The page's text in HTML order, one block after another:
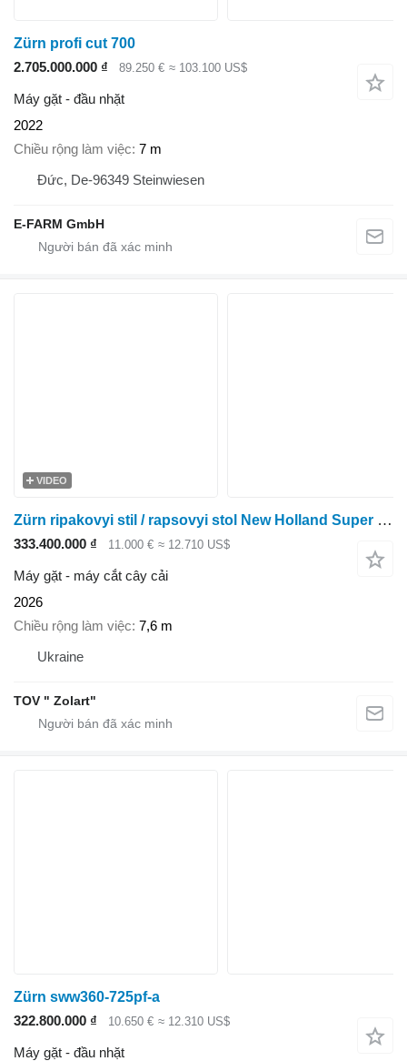
Zürn profi cut 700
2.705.000.000 ₫
89.250 € ≈ 103.100 US$
Máy gặt - đầu nhặt
2022
Chiều rộng làm việc 7 m
Đức, De-96349 Steinwiesen
E-FARM GmbH
VIDEO
Zürn ripakovyi stil / rapsovyi stol New Holland Super Flex
333.400.000 ₫ 11.000 € ≈ 12.710 US$
Máy gặt - máy cắt cây cải
2026
Chiều rộng làm việc 7,6 m
Ukraine
TOV " Zolart"
Zürn sww360-725pf-a
322.800.000 ₫
10.650 € ≈ 12.310 US$
Máy gặt - đầu nhặt